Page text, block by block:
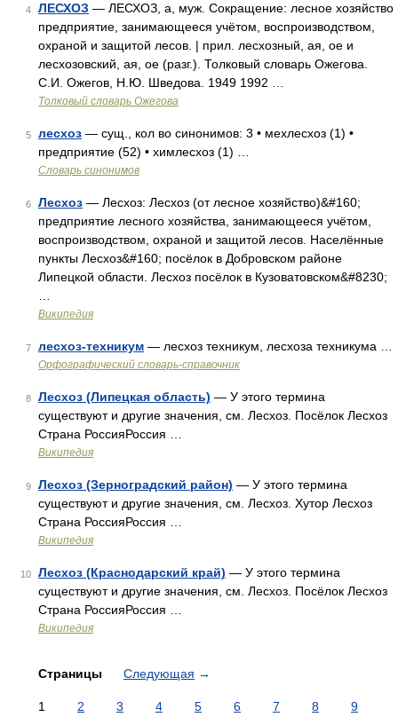
4 ЛЕСХОЗ — ЛЕСХОЗ, а, муж. Сокращение: лесное хозяйство
предприятие, занимающееся учётом, воспроизводством,
охраной и защитой лесов. | прил. лесхозный, ая, ое и
лесхозовский, ая, ое (разг.). Толковый словарь Ожегова.
С.И. Ожегов, Н.Ю. Шведова. 1949 1992 …
Толковый словарь Ожегова
5 лесхоз — сущ., кол во синонимов: 3 • мехлесхоз (1) •
предприятие (52) • химлесхоз (1) …
Словарь синонимов
6 Лесхоз — Лесхоз: Лесхоз (от лесное хозяйство)&#160;
предприятие лесного хозяйства, занимающееся учётом,
воспроизводством, охраной и защитой лесов. Населённые
пункты Лесхоз&#160; посёлок в Добровском районе
Липецкой области. Лесхоз посёлок в Кузоватовском&#8230;
Википедия
7 лесхоз-техникум — лесхоз техникум, лесхоза техникума …
Орфографический словарь-справочник
8 Лесхоз (Липецкая область) — У этого термина
существуют и другие значения, см. Лесхоз. Посёлок Лесхоз
Страна РоссияРоссия …
Википедия
9 Лесхоз (Зерноградский район) — У этого термина
существуют и другие значения, см. Лесхоз. Хутор Лесхоз
Страна РоссияРоссия …
Википедия
10 Лесхоз (Краснодарский край) — У этого термина
существуют и другие значения, см. Лесхоз. Посёлок Лесхоз
Страна РоссияРоссия …
Википедия
Страницы Следующая →
1 2 3 4 5 6 7 8
9